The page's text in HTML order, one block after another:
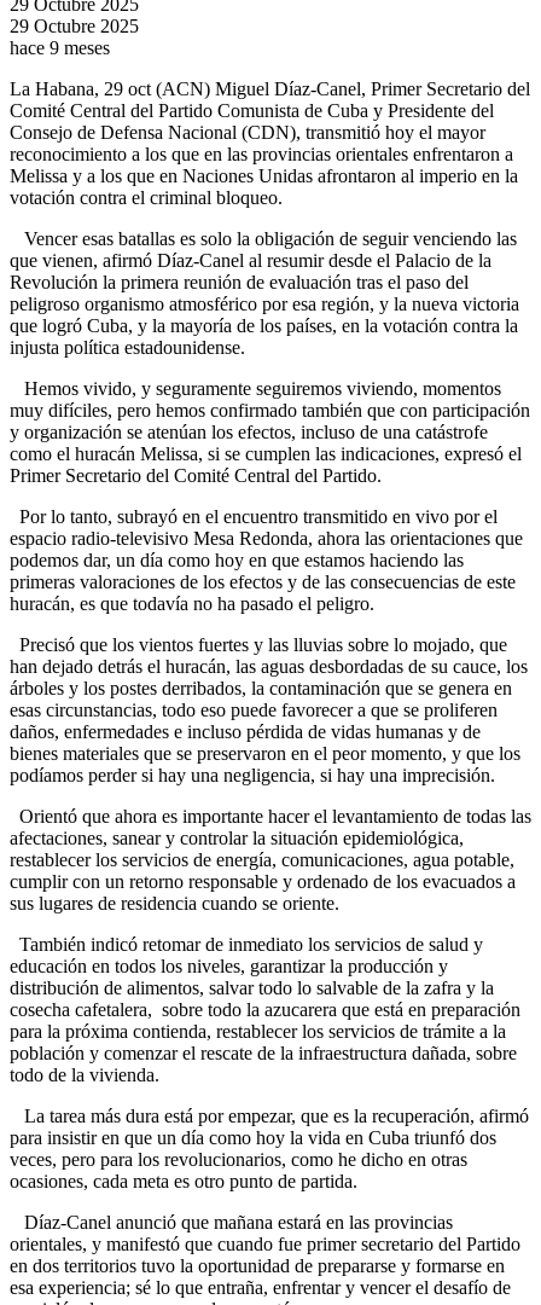
29 Octubre 2025
29 Octubre 2025
hace 9 meses
La Habana, 29 oct (ACN) Miguel Díaz-Canel, Primer Secretario del
Comité Central del Partido Comunista de Cuba y Presidente del
Consejo de Defensa Nacional (CDN), transmitió hoy el mayor
reconocimiento a los que en las provincias orientales enfrentaron a
Melissa y a los que en Naciones Unidas afrontaron al imperio en la
votación contra el criminal bloqueo.
Vencer esas batallas es solo la obligación de seguir venciendo las
que vienen, afirmó Díaz-Canel al resumir desde el Palacio de la
Revolución la primera reunión de evaluación tras el paso del
peligroso organismo atmosférico por esa región, y la nueva victoria
que logró Cuba, y la mayoría de los países, en la votación contra la
injusta política estadounidense.
Hemos vivido, y seguramente seguiremos viviendo, momentos
muy difíciles, pero hemos confirmado también que con participación
y organización se atenúan los efectos, incluso de una catástrofe
como el huracán Melissa, si se cumplen las indicaciones, expresó el
Primer Secretario del Comité Central del Partido.
Por lo tanto, subrayó en el encuentro transmitido en vivo por el
espacio radio-televisivo Mesa Redonda, ahora las orientaciones que
podemos dar, un día como hoy en que estamos haciendo las
primeras valoraciones de los efectos y de las consecuencias de este
huracán, es que todavía no ha pasado el peligro.
Precisó que los vientos fuertes y las lluvias sobre lo mojado, que
han dejado detrás el huracán, las aguas desbordadas de su cauce, los
árboles y los postes derribados, la contaminación que se genera en
esas circunstancias, todo eso puede favorecer a que se proliferen
daños, enfermedades e incluso pérdida de vidas humanas y de
bienes materiales que se preservaron en el peor momento, y que los
podíamos perder si hay una negligencia, si hay una imprecisión.
Orientó que ahora es importante hacer el levantamiento de todas las
afectaciones, sanear y controlar la situación epidemiológica,
restablecer los servicios de energía, comunicaciones, agua potable,
cumplir con un retorno responsable y ordenado de los evacuados a
sus lugares de residencia cuando se oriente.
También indicó retomar de inmediato los servicios de salud y
educación en todos los niveles, garantizar la producción y
distribución de alimentos, salvar todo lo salvable de la zafra y la
cosecha cafetalera, sobre todo la azucarera que está en preparación
para la próxima contienda, restablecer los servicios de trámite a la
población y comenzar el rescate de la infraestructura dañada, sobre
todo de la vivienda.
La tarea más dura está por empezar, que es la recuperación, afirmó
para insistir en que un día como hoy la vida en Cuba triunfó dos
veces, pero para los revolucionarios, como he dicho en otras
ocasiones, cada meta es otro punto de partida.
Díaz-Canel anunció que mañana estará en las provincias
orientales, y manifestó que cuando fue primer secretario del Partido
en dos territorios tuvo la oportunidad de prepararse y formarse en
esa experiencia; sé lo que entraña, enfrentar y vencer el desafío de